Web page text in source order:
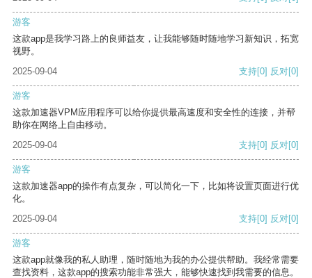
游客
这款app是我学习路上的良师益友，让我能够随时随地学习新知识，拓宽
视野。
2025-09-04
支持[0] 反对[0]
游客
这款加速器VPM应用程序可以给你提供最高速度和安全性的连接，并帮
助你在网络上自由移动。
2025-09-04
支持[0] 反对[0]
游客
这款加速器app的操作有点复杂，可以简化一下，比如将设置页面进行优
化。
2025-09-04
支持[0] 反对[0]
游客
这款app就像我的私人助理，随时随地为我的办公提供帮助。我经常需要
查找资料，这款app的搜索功能非常强大，能够快速找到我需要的信息。